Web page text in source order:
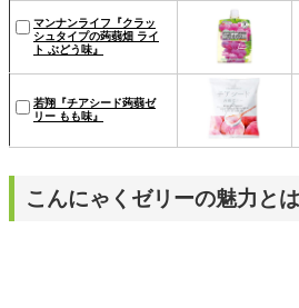
マンナンライフ『クラッ
シュタイプの蒟蒻畑 ライ
ト ぶどう味』
若翔『チアシード蒟蒻ゼ
リー もも味』
こんにゃくゼリーの魅力と